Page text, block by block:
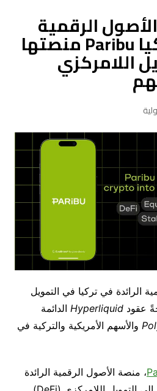
الرقمية
الرائدة في تركيا Paribu منصتها
اللامركزي
الرائدة في تركيا في التمويل
عقود Hyperliquid الدائمة
والأسهم الأمريكية والتركية في
، منصة الأصول الرقمية الرائدة